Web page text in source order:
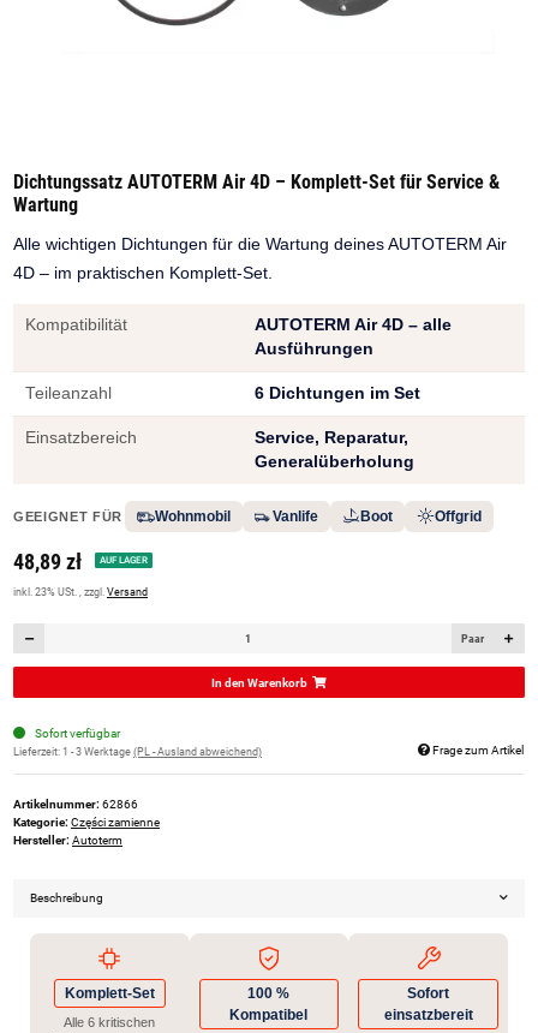
Dichtungssatz AUTOTERM Air 4D – Komplett-Set für Service &
Wartung
Alle wichtigen Dichtungen für die Wartung deines AUTOTERM Air
4D – im praktischen Komplett-Set.
Kompatibilität
AUTOTERM Air 4D – alle
Ausführungen
Teileanzahl 6 Dichtungen im Set
Einsatzbereich
Service, Reparatur,
Generalüberholung
GEEIGNET FÜR Wohnmobil Vanlife Boot Offgrid
48,89 zł AUF LAGER
inkl. 23% USt. , zzgl. Versand
Paar
In den Warenkorb
Sofort verfügbar
Lieferzeit: 1 - 3 Werktage (PL - Ausland abweichend) Frage zum Artikel
Artikelnummer: 62866
Kategorie: Części zamienne
Hersteller: Autoterm
Beschreibung
Komplett-Set
Alle 6 kritischen
100 %
Kompatibel
Sofort
einsatzbereit